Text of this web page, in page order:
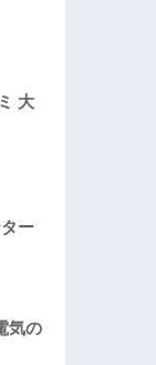
大
ー
気の